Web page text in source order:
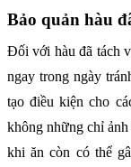
Bảo quản hàu
Đối với hàu đã tách
ngay trong ngày
tạo điều kiện cho
không những chỉ
khi ăn còn có thể